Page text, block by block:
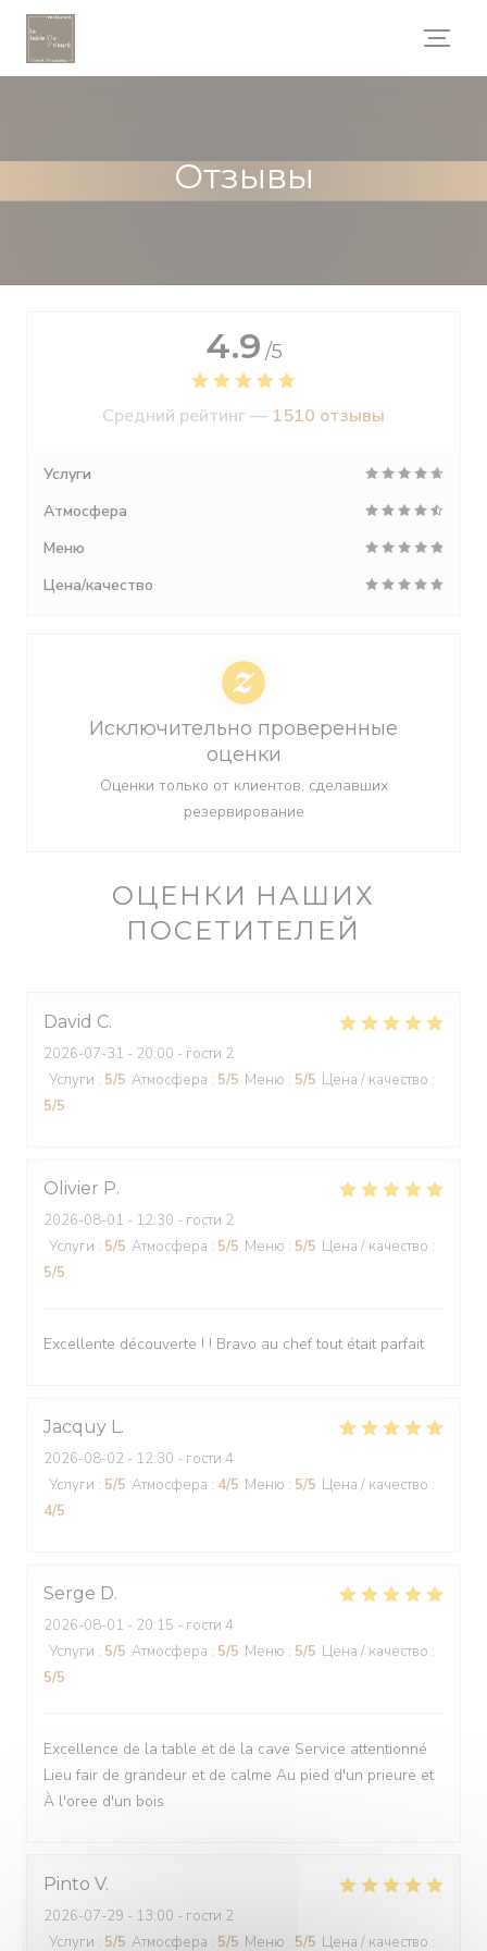
Панель управления cookies
Отзывы
ОЦЕНКИ НАШИХ
ПОСЕТИТЕЛЕЙ
David C
2026-07-31 - 20:00 - гости 2
Услуги : 5/5 Атмосфера : 5/5 Меню : 5/5 Цена / качество :
5/5
Olivier P
2026-08-01 - 12:30 - гости 2
Услуги : 5/5 Атмосфера : 5/5 Меню : 5/5 Цена / качество :
5/5
Excellente découverte ! ! Bravo au chef tout était parfait
Jacquy L
2026-08-02 - 12:30 - гости 4
Услуги : 5/5 Атмосфера : 4/5 Меню : 5/5 Цена / качество :
4/5
Serge D
2026-08-01 - 20:15 - гости 4
Услуги : 5/5 Атмосфера : 5/5 Меню : 5/5 Цена / качество :
5/5
Excellence de la table et de la cave Service attentionné
Lieu fair de grandeur et de calme Au pied d'un prieure et
À l'oree d'un bois
Pinto V
2026-07-29 - 13:00 - гости 2
Услуги : 5/5 Атмосфера : 5/5 Меню : 5/5 Цена / качество :
4.9 /5
Средний рейтинг — 1510 отзывы
Услуги
Атмосфера
Меню
Цена/качество
Исключительно проверенные
оценки
Оценки только от клиентов, сделавших
резервирование